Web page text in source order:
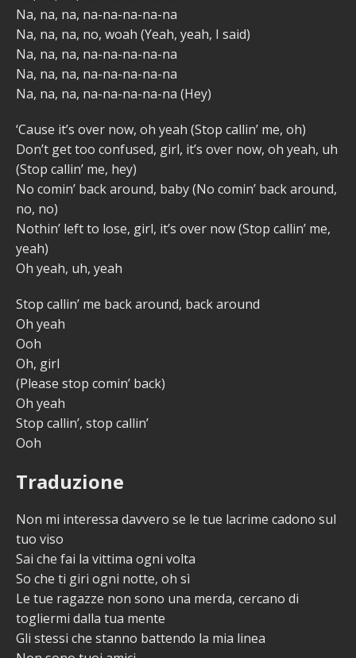
Na, na, na, na-na-na-na-na
Na, na, na, no, woah (Yeah, yeah, I said)
Na, na, na, na-na-na-na-na
Na, na, na, na-na-na-na-na
Na, na, na, na-na-na-na-na (Hey)
‘Cause it’s over now, oh yeah (Stop callin’ me, oh)
Don’t get too confused, girl, it’s over now, oh yeah, uh
(Stop callin’ me, hey)
No comin’ back around, baby (No comin’ back around,
no, no)
Nothin’ left to lose, girl, it’s over now (Stop callin’ me,
yeah)
Oh yeah, uh, yeah
Stop callin’ me back around, back around
Oh yeah
Ooh
Oh, girl
(Please stop comin’ back)
Oh yeah
Stop callin’, stop callin’
Ooh
Traduzione
Non mi interessa davvero se le tue lacrime cadono sul
tuo viso
Sai che fai la vittima ogni volta
So che ti giri ogni notte, oh sì
Le tue ragazze non sono una merda, cercano di
togliermi dalla tua mente
Gli stessi che stanno battendo la mia linea